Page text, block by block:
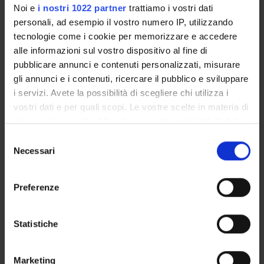
Noi e i nostri 1022 partner trattiamo i vostri dati
personali, ad esempio il vostro numero IP, utilizzando
tecnologie come i cookie per memorizzare e accedere
alle informazioni sul vostro dispositivo al fine di
pubblicare annunci e contenuti personalizzati, misurare
gli annunci e i contenuti, ricercare il pubblico e sviluppare
i servizi. Avete la possibilità di scegliere chi utilizza i
vostri dati e per quali scopi. Le vostre scelte in materia di
privacy sono applicabili solo su questa proprietà digitale
modificare o revocare il proprio consenso in qualsiasi
momento dalla Dichiarazione sui cookie o facendo clic
raccogliere informazioni sulla tua posizione
geografica, con un'approssimazione di qualche
Necessari
Preferenze
Statistiche
Marketing
Docenti
Marzia Boaretti
Orario Lezioni
Obiettivi formativi
biotecnologiche in campo medico/microbiologico. Capire come
procede la ricerca scientifica nel campo delle biotecnologie
microbiche, identificare le problematiche e le strategie per
trovare adeguate soluzioni.
Programma